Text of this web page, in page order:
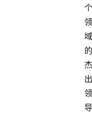
个
领
域
的
杰
出
领
导